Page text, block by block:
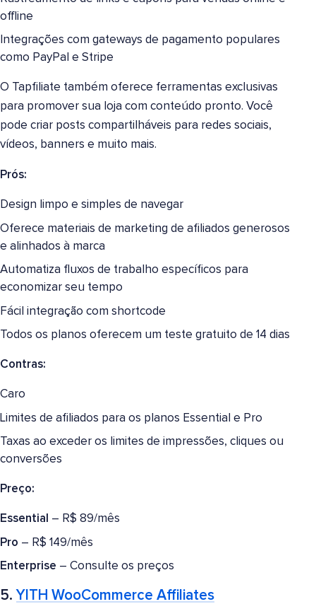
offline
Integrações com gateways de pagamento populares
como PayPal e Stripe
O Tapfiliate também oferece ferramentas exclusivas
para promover sua loja com conteúdo pronto. Você
pode criar posts compartilháveis para redes sociais,
vídeos, banners e muito mais.
Prós:
Design limpo e simples de navegar
Oferece materiais de marketing de afiliados generosos
e alinhados à marca
Automatiza fluxos de trabalho específicos para
economizar seu tempo
Fácil integração com shortcode
Todos os planos oferecem um teste gratuito de 14 dias
Contras:
Caro
Limites de afiliados para os planos Essential e Pro
Taxas ao exceder os limites de impressões, cliques ou
conversões
Preço:
Essential – R$ 89/mês
Pro – R$ 149/mês
Enterprise – Consulte os preços
5. YITH WooCommerce Affiliates